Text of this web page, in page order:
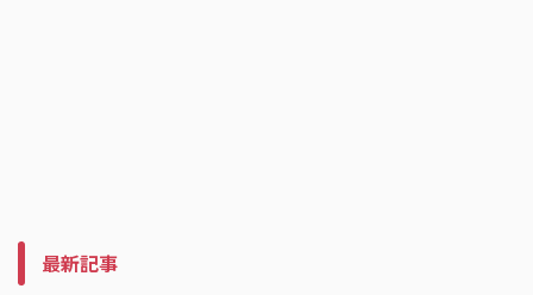
最新記事